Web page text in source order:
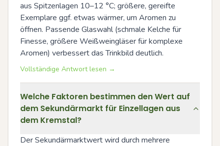
aus Spitzenlagen 10–12 °C; größere, gereifte
Exemplare ggf. etwas wärmer, um Aromen zu
öffnen. Passende Glaswahl (schmale Kelche für
Finesse, größere Weißweingläser für komplexe
Aromen) verbessert das Trinkbild deutlich.
Vollständige Antwort lesen →
Welche Faktoren bestimmen den Wert auf
dem Sekundärmarkt für Einzellagen aus
dem Kremstal?
Der Sekundärmarktwert wird durch mehrere